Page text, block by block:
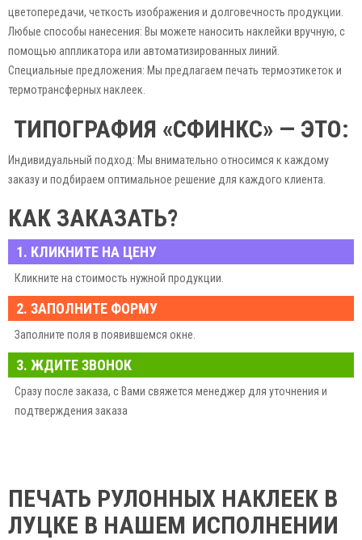
цветопередачи, четкость изображения и долговечность продукции.
Любые способы нанесения: Вы можете наносить наклейки вручную, с
помощью аппликатора или автоматизированных линий.
Специальные предложения: Мы предлагаем печать термоэтикеток и
термотрансферных наклеек.
ТИПОГРАФИЯ «СФИНКС» — ЭТО:
Индивидуальный подход: Мы внимательно относимся к каждому
заказу и подбираем оптимальное решение для каждого клиента.
качестве продукции.
Удобный сервис: Вы можете заказать рулонные наклейки онлайн, по
телефону или в нашем офисе.
Доставка по всей Украине: Мы доставим готовую продукцию в любую
точку Украины.
Закажите рулонные наклейки в типографии «Сфинкс» уже сегодня и
оцените все преимущества нашего предложения!
КАК ЗАКАЗАТЬ?
1. КЛИКНИТЕ НА ЦЕНУ
Кликните на стоимость нужной продукции.
2. ЗАПОЛНИТЕ ФОРМУ
Заполните поля в появившемся окне.
3. ЖДИТЕ ЗВОНОК
Сразу после заказа, с Вами свяжется менеджер для уточнения и
подтверждения заказа
ПЕЧАТЬ РУЛОННЫХ НАКЛЕЕК В
ЛУЦКЕ В НАШЕМ ИСПОЛНЕНИИ